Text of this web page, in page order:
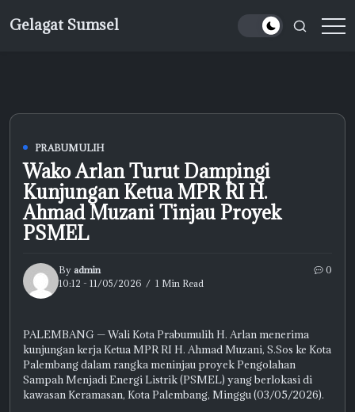
Gelagat Sumsel
PRABUMULIH
Wako Arlan Turut Dampingi
Kunjungan Ketua MPR RI H.
Ahmad Muzani Tinjau Proyek
PSMEL
By admin
10:12 - 11/05/2026
1 Min Read
0
PALEMBANG — Wali Kota Prabumulih H. Arlan menerima
kunjungan kerja Ketua MPR RI H. Ahmad Muzani, S.Sos ke Kota
Palembang dalam rangka meninjau proyek Pengolahan
Sampah Menjadi Energi Listrik (PSMEL) yang berlokasi di
kawasan Keramasan, Kota Palembang, Minggu (03/05/2026).